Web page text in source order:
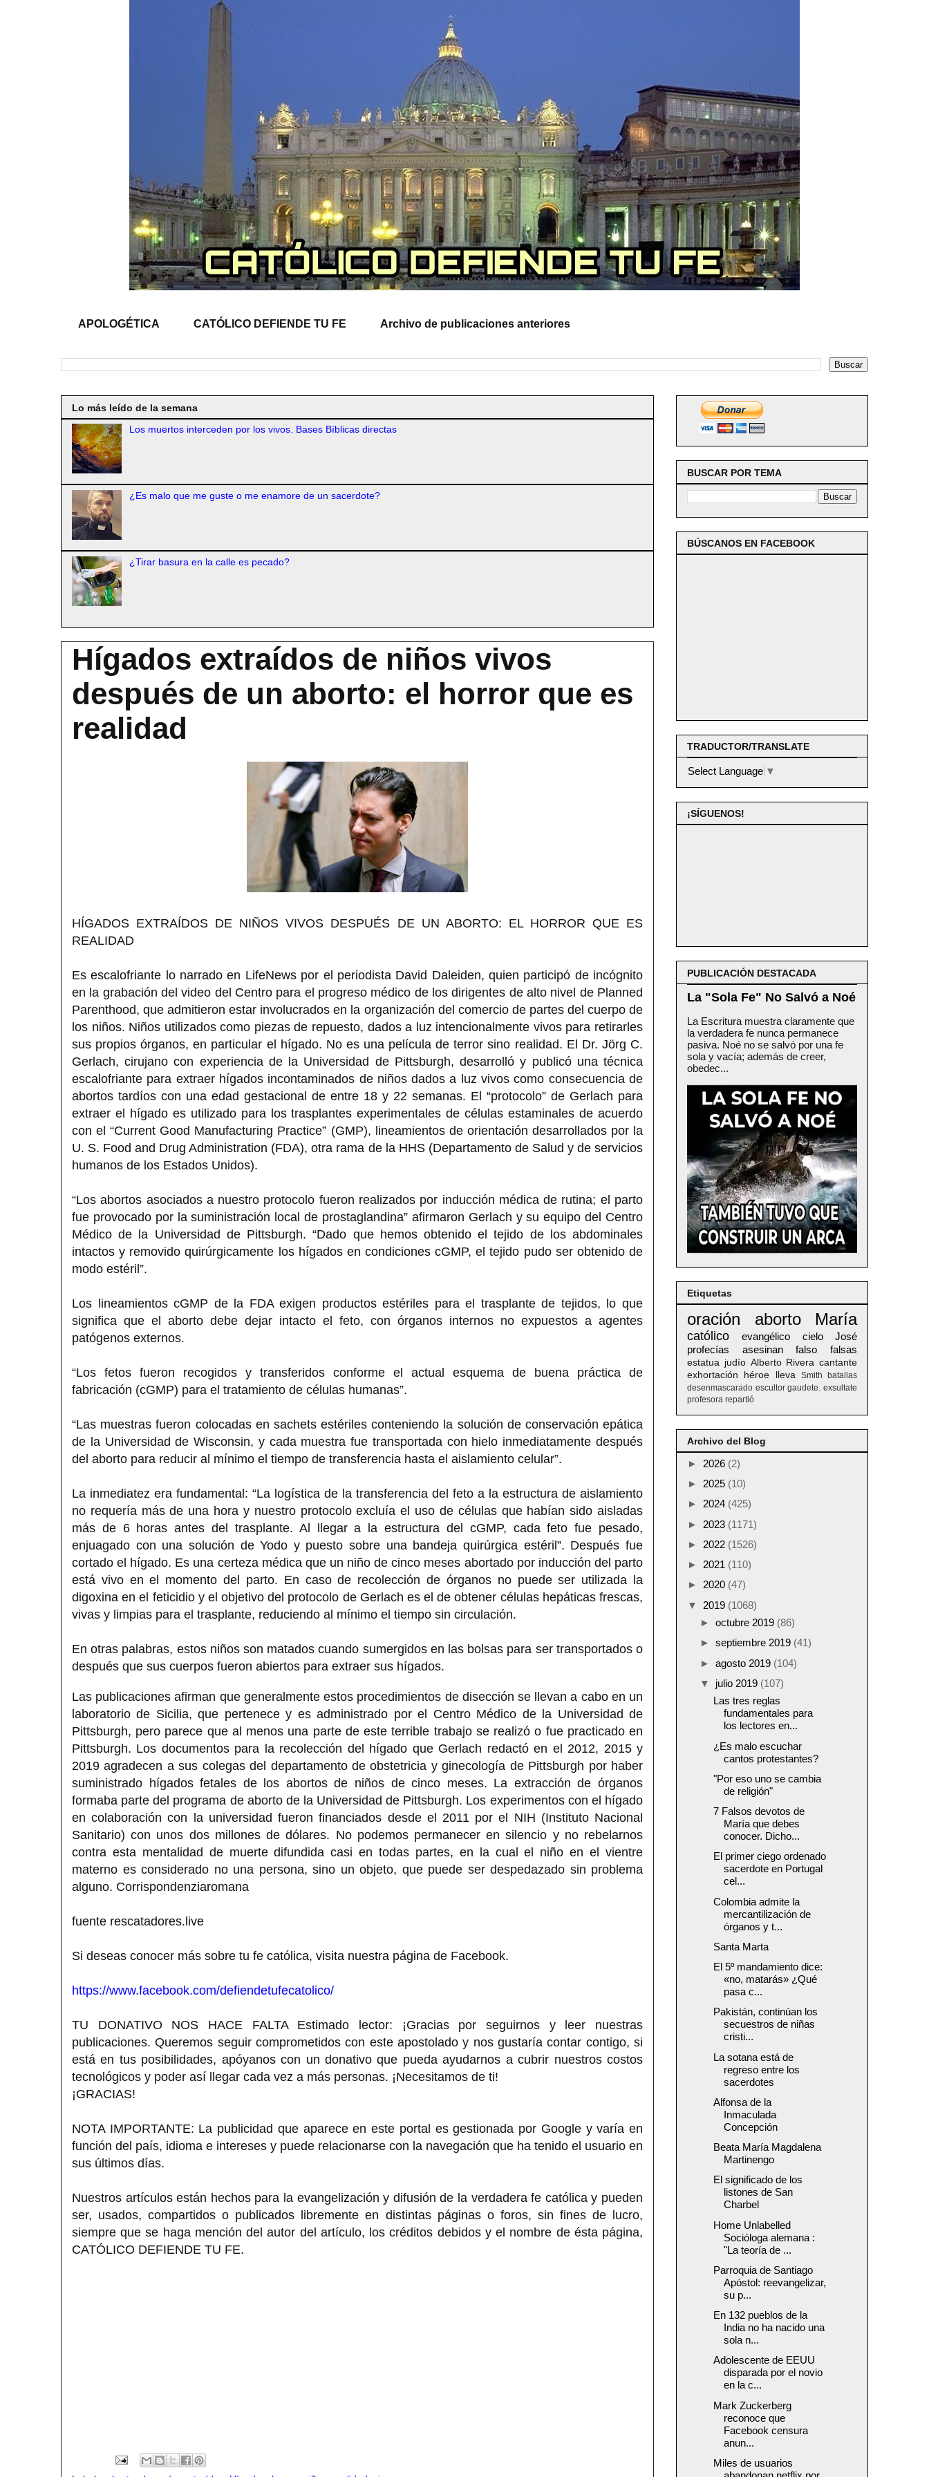
APOLOGÉTICA CATÓLICO DEFIENDE TU FE Archivo de publicaciones anteriores
Lo más leído de la semana
Los muertos interceden por los vivos. Bases Bíblicas directas
¿Es malo que me guste o me enamore de un sacerdote?
¿Tirar basura en la calle es pecado?
Hígados extraídos de niños vivos
después de un aborto: el horror que es
realidad
HÍGADOS EXTRAÍDOS DE NIÑOS VIVOS DESPUÉS DE UN ABORTO: EL HORROR QUE ES
REALIDAD
Es escalofriante lo narrado en LifeNews por el periodista David Daleiden, quien participó de incógnito
en la grabación del video del Centro para el progreso médico de los dirigentes de alto nivel de Planned
Parenthood, que admitieron estar involucrados en la organización del comercio de partes del cuerpo de
los niños. Niños utilizados como piezas de repuesto, dados a luz intencionalmente vivos para retirarles
sus propios órganos, en particular el hígado. No es una película de terror sino realidad. El Dr. Jörg C.
Gerlach, cirujano con experiencia de la Universidad de Pittsburgh, desarrolló y publicó una técnica
escalofriante para extraer hígados incontaminados de niños dados a luz vivos como consecuencia de
abortos tardíos con una edad gestacional de entre 18 y 22 semanas. El “protocolo” de Gerlach para
extraer el hígado es utilizado para los trasplantes experimentales de células estaminales de acuerdo
con el “Current Good Manufacturing Practice” (GMP), lineamientos de orientación desarrollados por la
U. S. Food and Drug Administration (FDA), otra rama de la HHS (Departamento de Salud y de servicios
humanos de los Estados Unidos).
“Los abortos asociados a nuestro protocolo fueron realizados por inducción médica de rutina; el parto
fue provocado por la suministración local de prostaglandina” afirmaron Gerlach y su equipo del Centro
Médico de la Universidad de Pittsburgh. “Dado que hemos obtenido el tejido de los abdominales
intactos y removido quirúrgicamente los hígados en condiciones cGMP, el tejido pudo ser obtenido de
modo estéril”.
Los lineamientos cGMP de la FDA exigen productos estériles para el trasplante de tejidos, lo que
significa que el aborto debe dejar intacto el feto, con órganos internos no expuestos a agentes
patógenos externos.
“Los fetos fueron recogidos y transferidos conforme el actual esquema de buena práctica de
fabricación (cGMP) para el tratamiento de células humanas”.
“Las muestras fueron colocadas en sachets estériles conteniendo la solución de conservación epática
de la Universidad de Wisconsin, y cada muestra fue transportada con hielo inmediatamente después
del aborto para reducir al mínimo el tiempo de transferencia hasta el aislamiento celular”.
La inmediatez era fundamental: “La logística de la transferencia del feto a la estructura de aislamiento
no requería más de una hora y nuestro protocolo excluía el uso de células que habían sido aisladas
más de 6 horas antes del trasplante. Al llegar a la estructura del cGMP, cada feto fue pesado,
enjuagado con una solución de Yodo y puesto sobre una bandeja quirúrgica estéril”. Después fue
cortado el hígado. Es una certeza médica que un niño de cinco meses abortado por inducción del parto
está vivo en el momento del parto. En caso de recolección de órganos no puede ser utilizada la
digoxina en el feticidio y el objetivo del protocolo de Gerlach es el de obtener células hepáticas frescas,
vivas y limpias para el trasplante, reduciendo al mínimo el tiempo sin circulación.
En otras palabras, estos niños son matados cuando sumergidos en las bolsas para ser transportados o
después que sus cuerpos fueron abiertos para extraer sus hígados.
Las publicaciones afirman que generalmente estos procedimientos de disección se llevan a cabo en un
laboratorio de Sicilia, que pertenece y es administrado por el Centro Médico de la Universidad de
Pittsburgh, pero parece que al menos una parte de este terrible trabajo se realizó o fue practicado en
Pittsburgh. Los documentos para la recolección del hígado que Gerlach redactó en el 2012, 2015 y
2019 agradecen a sus colegas del departamento de obstetricia y ginecología de Pittsburgh por haber
suministrado hígados fetales de los abortos de niños de cinco meses. La extracción de órganos
formaba parte del programa de aborto de la Universidad de Pittsburgh. Los experimentos con el hígado
en colaboración con la universidad fueron financiados desde el 2011 por el NIH (Instituto Nacional
Sanitario) con unos dos millones de dólares. No podemos permanecer en silencio y no rebelarnos
contra esta mentalidad de muerte difundida casi en todas partes, en la cual el niño en el vientre
materno es considerado no una persona, sino un objeto, que puede ser despedazado sin problema
alguno. Corrispondenziaromana
fuente rescatadores.live
Si deseas conocer más sobre tu fe católica, visita nuestra página de Facebook.
https://www.facebook.com/defiendetufecatolico/
TU DONATIVO NOS HACE FALTA Estimado lector: ¡Gracias por seguirnos y leer nuestras
publicaciones. Queremos seguir comprometidos con este apostolado y nos gustaría contar contigo, si
está en tus posibilidades, apóyanos con un donativo que pueda ayudarnos a cubrir nuestros costos
tecnológicos y poder así llegar cada vez a más personas. ¡Necesitamos de ti!
¡GRACIAS!
NOTA IMPORTANTE: La publicidad que aparece en este portal es gestionada por Google y varía en
función del país, idioma e intereses y puede relacionarse con la navegación que ha tenido el usuario en
sus últimos días.
Nuestros artículos están hechos para la evangelización y difusión de la verdadera fe católica y pueden
ser, usados, compartidos o publicados libremente en distintas páginas o foros, sin fines de lucro,
siempre que se haga mención del autor del artículo, los créditos debidos y el nombre de ésta página,
CATÓLICO DEFIENDE TU FE.
BUSCAR POR TEMA
BÚSCANOS EN FACEBOOK
TRADUCTOR/TRANSLATE
Select Language ▼
¡SÍGUENOS!
PUBLICACIÓN DESTACADA
La "Sola Fe" No Salvó a Noé
La Escritura muestra claramente que
la verdadera fe nunca permanece
pasiva. Noé no se salvó por una fe
sola y vacía; además de creer,
obedec...
Etiquetas
oración aborto María
católico evangélico cielo
José
profecías
asesinan falso falsas
estatua judío Alberto Rivera cantante
exhortación
héroe lleva Smith
batallas
desenmascarado escultor gaudete. exsultate
profesora repartió
Archivo del Blog
► 2026 (2)
► 2025 (10)
► 2024 (425)
► 2023 (1171)
► 2022 (1526)
► 2021 (110)
► 2020 (47)
▼ 2019 (1068)
► octubre 2019 (86)
► septiembre 2019 (41)
► agosto 2019 (104)
▼ julio 2019 (107)
Las tres reglas
fundamentales para
los lectores en...
¿Es malo escuchar
cantos protestantes?
"Por eso uno se cambia
de religión"
7 Falsos devotos de
María que debes
conocer. Dicho...
El primer ciego ordenado
sacerdote en Portugal
cel...
Colombia admite la
mercantilización de
órganos y t...
Santa Marta
El 5º mandamiento dice:
«no, matarás» ¿Qué
pasa c...
Pakistán, continúan los
secuestros de niñas
cristi...
La sotana está de
regreso entre los
sacerdotes
Alfonsa de la
Inmaculada
Concepción
Beata María Magdalena
Martinengo
El significado de los
listones de San
Charbel
Home Unlabelled
Socióloga alemana :
"La teoría de ...
Parroquia de Santiago
Apóstol: reevangelizar,
su p...
En 132 pueblos de la
India no ha nacido una
sola n...
Adolescente de EEUU
disparada por el novio
en la c...
Mark Zuckerberg
reconoce que
Facebook censura
anun...
Miles de usuarios